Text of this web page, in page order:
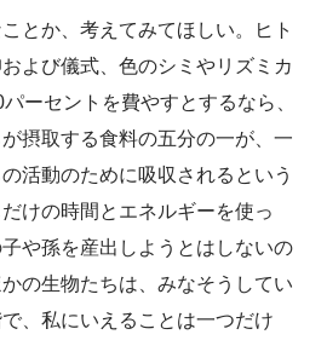
とか、考えてみてほしい。ヒト
よび儀式、色のシミやリズミカ
ーセントを費やすとするなら、
摂取する食料の五分の一が、一
活動のために吸収されるという
けの時間とエネルギーを使っ
や孫を産出しようとはしないの
の生物たちは、みなそうしてい
、私にいえることは一つだけ